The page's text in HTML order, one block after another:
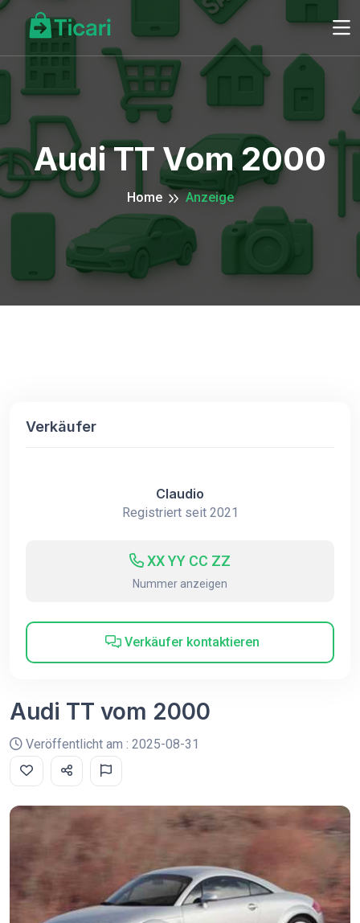
Audi TT Vom 2000
Home Anzeige
Verkäufer
Claudio
Registriert seit 2021
XX YY CC ZZ
Nummer anzeigen
Verkäufer kontaktieren
Audi TT vom 2000
Veröffentlicht am : 2025-08-31